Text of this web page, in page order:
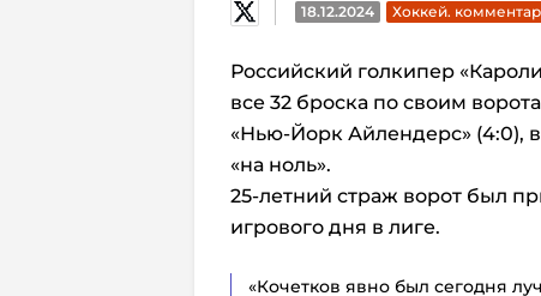
18.12.2024 Хоккей.
Российский голкипер
все 32 броска по своим
«Нью-Йорк Айлендерс» (4:0),
«на ноль».
25-летний страж ворот был
игрового дня в лиге.
«Кочетков явно был сегодня